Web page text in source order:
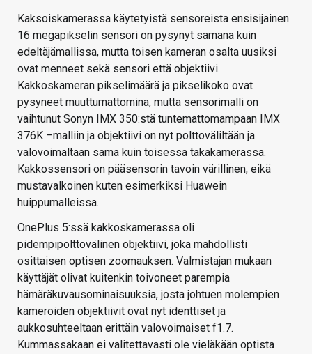
Kaksoiskamerassa käytetyistä sensoreista ensisijainen
16 megapikselin sensori on pysynyt samana kuin
edeltäjämallissa, mutta toisen kameran osalta uusiksi
ovat menneet sekä sensori että objektiivi.
Kakkoskameran pikselimäärä ja pikselikoko ovat
pysyneet muuttumattomina, mutta sensorimalli on
vaihtunut Sonyn IMX 350:stä tuntemattomampaan IMX
376K –malliin ja objektiivi on nyt polttoväliltään ja
valovoimaltaan sama kuin toisessa takakamerassa.
Kakkossensori on pääsensorin tavoin värillinen, eikä
mustavalkoinen kuten esimerkiksi Huawein
huippumalleissa.
OnePlus 5:ssä kakkoskamerassa oli
pidempipolttovälinen objektiivi, joka mahdollisti
osittaisen optisen zoomauksen. Valmistajan mukaan
käyttäjät olivat kuitenkin toivoneet parempia
hämäräkuvausominaisuuksia, josta johtuen molempien
kameroiden objektiivit ovat nyt identtiset ja
aukkosuhteeltaan erittäin valovoimaiset f1.7.
Kummassakaan ei valitettavasti ole vieläkään optista